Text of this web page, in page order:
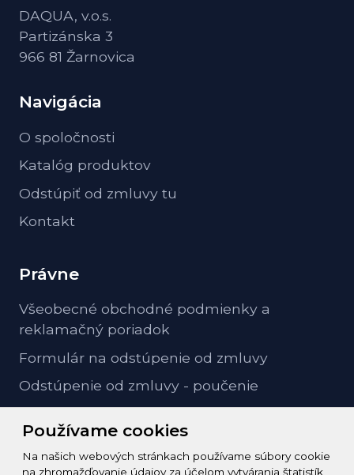
Používame cookies
Na našich webových stránkach používame súbory cookie
na zhromažďovanie údajov za účelom vytvárania štatistík
DAQUA, v.o.s.
Partizánska 3
966 81 Žarnovica
Navigácia
O spoločnosti
Katalóg produktov
Odstúpiť od zmluvy tu
Kontakt
Právne
Všeobecné obchodné podmienky a
reklamačný poriadok
Formulár na odstúpenie od zmluvy
Odstúpenie od zmluvy - poučenie
Kontakt